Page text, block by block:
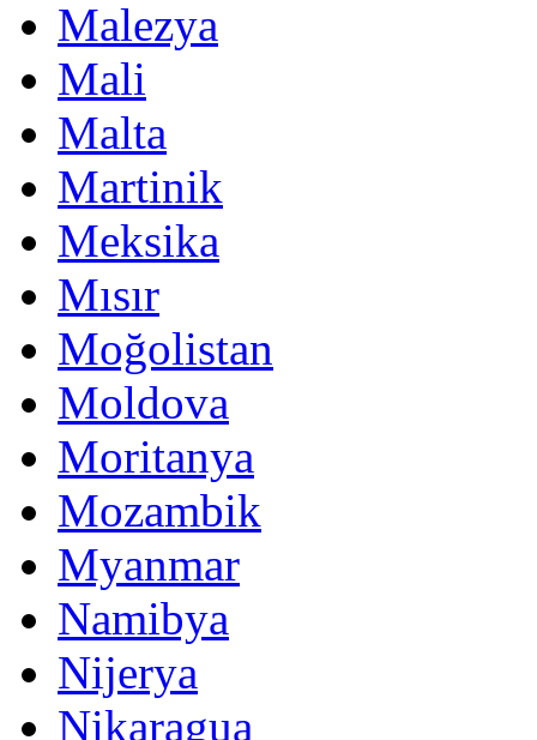
Malezya
Mali
Malta
Martinik
Meksika
Mısır
Moğolistan
Moldova
Moritanya
Mozambik
Myanmar
Namibya
Nijerya
Nikaragua